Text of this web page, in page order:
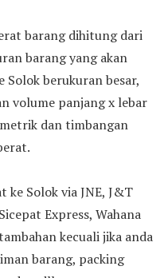
barang dihitung dari
barang yang akan
Solok berukuran besar,
volume panjang x lebar
dan timbangan
ke Solok via JNE, J&T
Express, Wahana
kecuali jika anda
barang, packing